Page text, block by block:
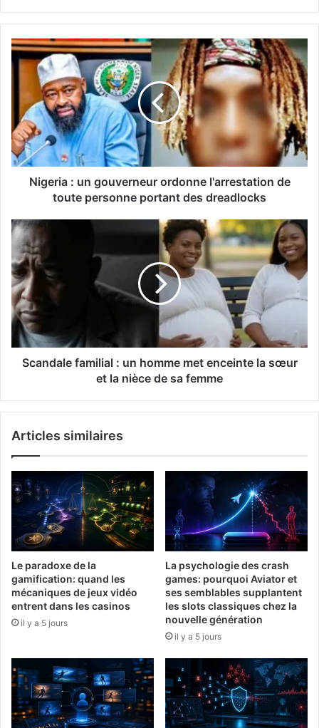
Nigeria : un gouverneur ordonne l'arrestation de
toute personne portant des dreadlocks
Scandale familial : un homme met enceinte la sœur
et la nièce de sa femme
Articles similaires
Le paradoxe de la
gamification: quand les
mécaniques de jeux vidéo
entrent dans les casinos
il y a 5 jours
La psychologie des crash
games: pourquoi Aviator et
ses semblables supplantent
les slots classiques chez la
nouvelle génération
il y a 5 jours